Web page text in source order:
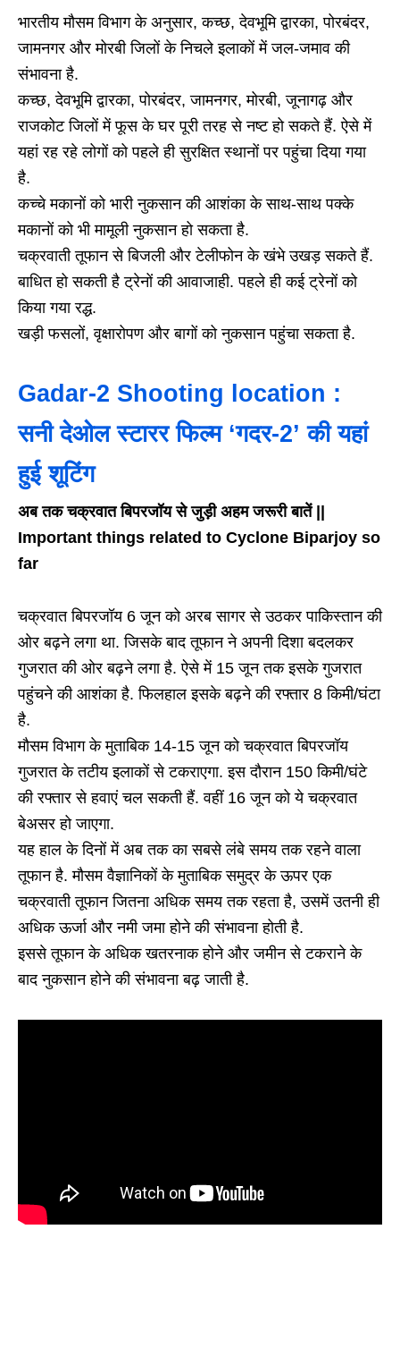
भारतीय मौसम विभाग के अनुसार, कच्छ, देवभूमि द्वारका, पोरबंदर,
जामनगर और मोरबी जिलों के निचले इलाकों में जल-जमाव की
संभावना है.
कच्छ, देवभूमि द्वारका, पोरबंदर, जामनगर, मोरबी, जूनागढ़ और
राजकोट जिलों में फूस के घर पूरी तरह से नष्ट हो सकते हैं. ऐसे में
यहां रह रहे लोगों को पहले ही सुरक्षित स्थानों पर पहुंचा दिया गया
है.
कच्चे मकानों को भारी नुकसान की आशंका के साथ-साथ पक्के
मकानों को भी मामूली नुकसान हो सकता है.
चक्रवाती तूफान से बिजली और टेलीफोन के खंभे उखड़ सकते हैं.
बाधित हो सकती है ट्रेनों की आवाजाही. पहले ही कई ट्रेनों को
किया गया रद्ध.
खड़ी फसलों, वृक्षारोपण और बागों को नुकसान पहुंचा सकता है.
Gadar-2 Shooting location :
सनी देओल स्टारर फिल्म ‘गदर-2’ की यहां
हुई शूटिंग
अब तक चक्रवात बिपरजॉय से जुड़ी अहम जरूरी बातें ||
Important things related to Cyclone Biparjoy so
far
चक्रवात बिपरजॉय 6 जून को अरब सागर से उठकर पाकिस्तान की
ओर बढ़ने लगा था. जिसके बाद तूफान ने अपनी दिशा बदलकर
गुजरात की ओर बढ़ने लगा है. ऐसे में 15 जून तक इसके गुजरात
पहुंचने की आशंका है. फिलहाल इसके बढ़ने की रफ्तार 8 किमी/घंटा
है.
मौसम विभाग के मुताबिक 14-15 जून को चक्रवात बिपरजॉय
गुजरात के तटीय इलाकों से टकराएगा. इस दौरान 150 किमी/घंटे
की रफ्तार से हवाएं चल सकती हैं. वहीं 16 जून को ये चक्रवात
बेअसर हो जाएगा.
यह हाल के दिनों में अब तक का सबसे लंबे समय तक रहने वाला
तूफान है. मौसम वैज्ञानिकों के मुताबिक समुद्र के ऊपर एक
चक्रवाती तूफान जितना अधिक समय तक रहता है, उसमें उतनी ही
अधिक ऊर्जा और नमी जमा होने की संभावना होती है.
इससे तूफान के अधिक खतरनाक होने और जमीन से टकराने के
बाद नुकसान होने की संभावना बढ़ जाती है.